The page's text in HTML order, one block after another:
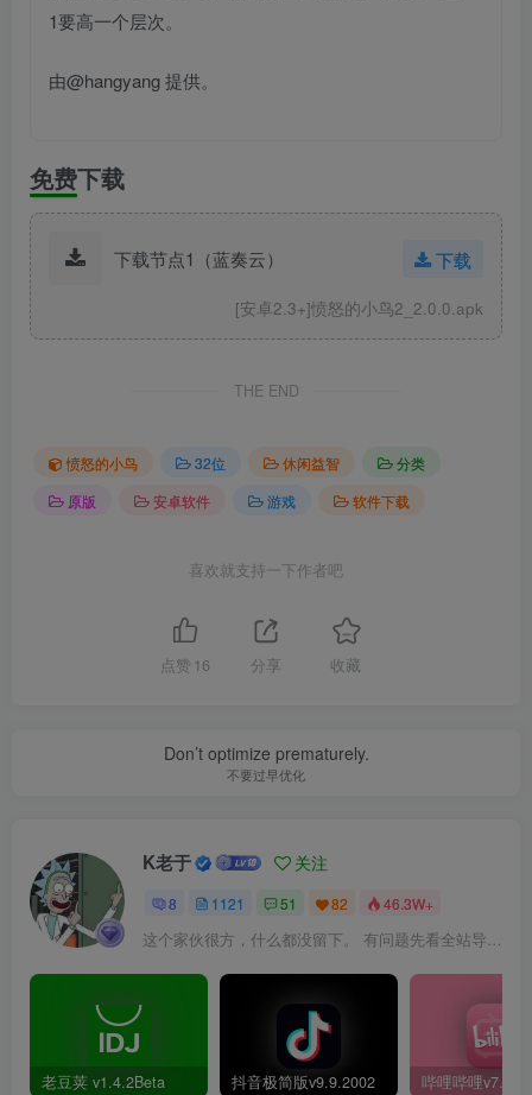
1要高一个层次。
由@hangyang 提供。
免费下载
下载节点1（蓝奏云） 下载
[安卓2.3+]愤怒的小鸟2_2.0.0.apk
THE END
愤怒的小鸟 32位 休闲益智
分类
原版
安卓软件 游戏 软件下载
喜欢就支持一下作者吧
点赞 16 分享 收藏
Don’t optimize prematurely.
不要过早优化
K老于 关注
8 1121 51 82 46.3W+
这个家伙很方，什么都没留下。 有问题先看全站导航页，解决不了再@我！
老豆荚 v1.4.2Beta 抖音极简版v9.9.2002